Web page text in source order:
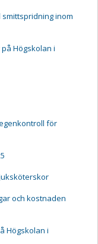
smittspridning inom
Högskolan i
för
och kostnaden
Högskolan i